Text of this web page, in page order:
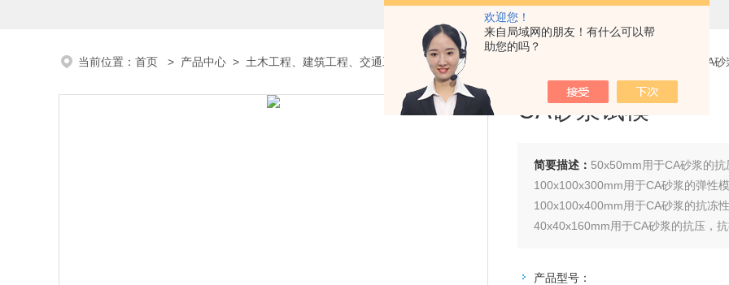
欢迎您！
来自局域网的朋友！有什么可以帮
助您的吗？
当前位置： 首页 > 产品中心 > 土木工程、建筑工程、交通工程试验仪器设备系列 > CA砂
CA砂浆试模
简要描述： 50x50mm用于CA砂浆的
100x100x300mm用于CA砂浆的弹性
100x100x400mm用于CA砂浆的抗冻
40x40x160mm用于CA砂浆的抗压，
产品型号：